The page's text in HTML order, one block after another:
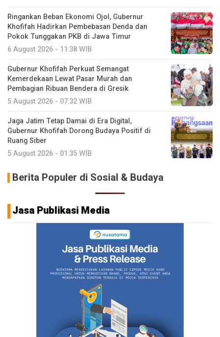
Ringankan Beban Ekonomi Ojol, Gubernur
Khofifah Hadirkan Pembebasan Denda dan
Pokok Tunggakan PKB di Jawa Timur
6 August 2026 - 11:38 WIB
Gubernur Khofifah Perkuat Semangat
Kemerdekaan Lewat Pasar Murah dan
Pembagian Ribuan Bendera di Gresik
5 August 2026 - 07:32 WIB
Jaga Jatim Tetap Damai di Era Digital,
Gubernur Khofifah Dorong Budaya Positif di
Ruang Siber
5 August 2026 - 01:35 WIB
Berita Populer di Sosial & Budaya
Jasa Publikasi Media